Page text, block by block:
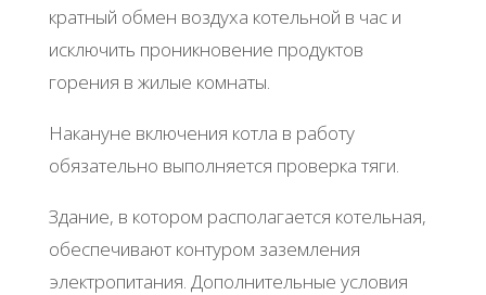
кратный обмен воздуха котельной в час и
исключить проникновение продуктов
горения в жилые комнаты.
Накануне включения котла в работу
обязательно выполняется проверка тяги.
Здание, в котором располагается котельная,
обеспечивают контуром заземления
электропитания. Дополнительные условия